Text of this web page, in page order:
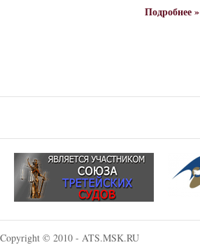
Подробнее »
Copyright © 2010 - ATS.MSK.RU